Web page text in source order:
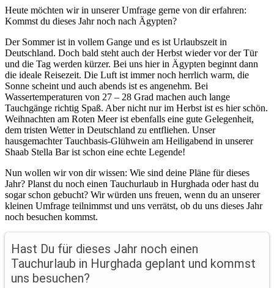
Heute möchten wir in unserer Umfrage gerne von dir erfahren:
Kommst du dieses Jahr noch nach Ägypten?
Der Sommer ist in vollem Gange und es ist Urlaubszeit in
Deutschland. Doch bald steht auch der Herbst wieder vor der Tür
und die Tag werden kürzer. Bei uns hier in Ägypten beginnt dann
die ideale Reisezeit. Die Luft ist immer noch herrlich warm, die
Sonne scheint und auch abends ist es angenehm. Bei
Wassertemperaturen von 27 – 28 Grad machen auch lange
Tauchgänge richtig Spaß. Aber nicht nur im Herbst ist es hier schön.
Weihnachten am Roten Meer ist ebenfalls eine gute Gelegenheit,
dem tristen Wetter in Deutschland zu entfliehen. Unser
hausgemachter Tauchbasis-Glühwein am Heiligabend in unserer
Shaab Stella Bar ist schon eine echte Legende!
Nun wollen wir von dir wissen: Wie sind deine Pläne für dieses
Jahr? Planst du noch einen Tauchurlaub in Hurghada oder hast du
sogar schon gebucht? Wir würden uns freuen, wenn du an unserer
kleinen Umfrage teilnimmst und uns verrätst, ob du uns dieses Jahr
noch besuchen kommst.
Hast Du für dieses Jahr noch einen
Tauchurlaub in Hurghada geplant und kommst
uns besuchen?
wieder!
Zurück